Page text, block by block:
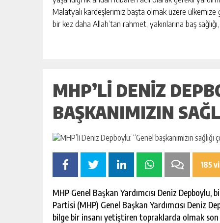
Malatyalı kardeşlerimiz başta olmak üzere ülkemize
bir kez daha Allah’tan rahmet, yakınlarına baş
MHP’LI DENIZ
BAŞKANIMIZIN
185
MHP Genel Başkan Yardımcısı Deniz
Partisi (MHP) Genel Başkan Yardımcısı Deniz
bilge bir insanı yetiştiren topraklarda olmak son
GÜNLÜK HABER AKIŞI
SATILIK